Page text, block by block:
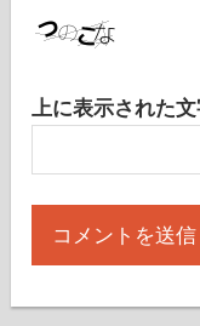
上に表示された